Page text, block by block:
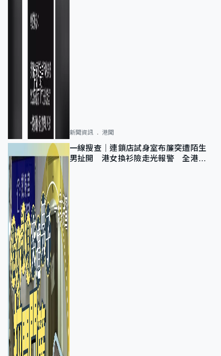
新聞資訊 港聞
一線搜查｜連鎖店試身室布簾突遭陌生
男扯開 港女換衫險走光報警 全港分